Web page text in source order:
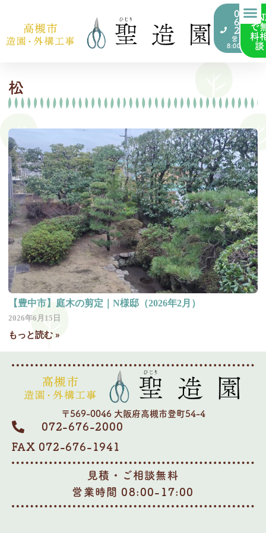
072-
676-
2000
営業時間
8:00~17:00
で
料
談
松
【豊中市】庭木の剪定｜N様邸（2026年2月）
2026年6月15日
もっと読む »
〒569-0046 大阪府高槻市登町54-4
072-676-2000
FAX 072-676-1941
見積・ご相談無料
営業時間 08:00-17:00